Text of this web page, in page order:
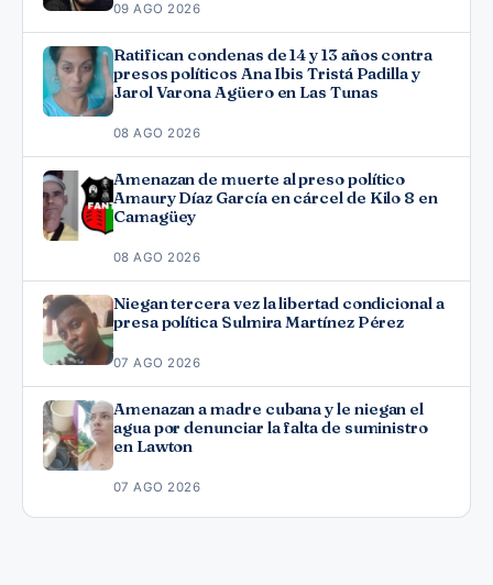
09 AGO 2026
Ratifican condenas de 14 y 13 años contra
presos políticos Ana Ibis Tristá Padilla y
Jarol Varona Agüero en Las Tunas
08 AGO 2026
Amenazan de muerte al preso político
Amaury Díaz García en cárcel de Kilo 8 en
Camagüey
08 AGO 2026
Niegan tercera vez la libertad condicional a
presa política Sulmira Martínez Pérez
07 AGO 2026
Amenazan a madre cubana y le niegan el
agua por denunciar la falta de suministro
en Lawton
07 AGO 2026